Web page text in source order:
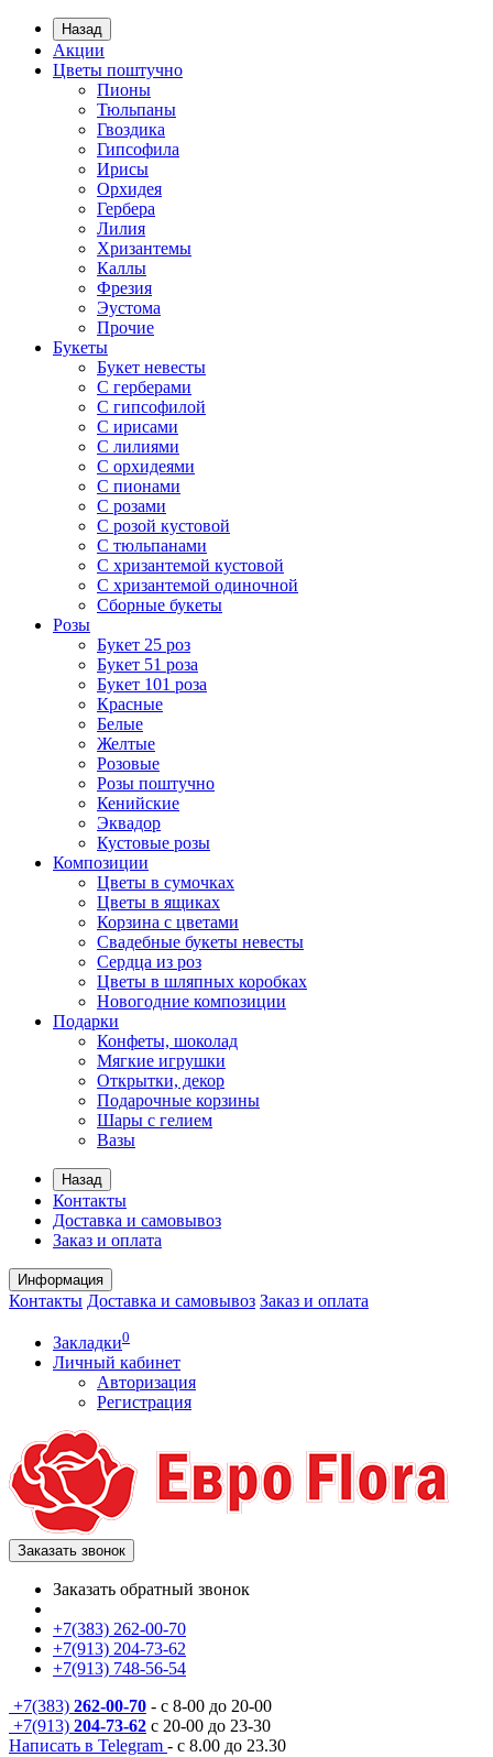
Назад
Акции
Цветы поштучно
Пионы
Тюльпаны
Гвоздика
Гипсофила
Ирисы
Орхидея
Гербера
Лилия
Хризантемы
Каллы
Фрезия
Эустома
Прочие
Букеты
Букет невесты
С герберами
С гипсофилой
С ирисами
С лилиями
С орхидеями
С пионами
С розами
С розой кустовой
С тюльпанами
С хризантемой кустовой
С хризантемой одиночной
Сборные букеты
Розы
Букет 25 роз
Букет 51 роза
Букет 101 роза
Красные
Белые
Желтые
Розовые
Розы поштучно
Кенийские
Эквадор
Кустовые розы
Композиции
Цветы в сумочках
Цветы в ящиках
Корзина с цветами
Свадебные букеты невесты
Сердца из роз
Цветы в шляпных коробках
Новогодние композиции
Подарки
Конфеты, шоколад
Мягкие игрушки
Открытки, декор
Подарочные корзины
Шары с гелием
Вазы
Назад
Контакты
Доставка и самовывоз
Заказ и оплата
Информация
Контакты Доставка и самовывоз Заказ и оплата
Закладки0
Личный кабинет
Авторизация
Регистрация
Заказать звонок
Заказать обратный звонок
+7(383) 262-00-70
+7(913) 204-73-62
+7(913) 748-56-54
+7(383) 262-00-70 - с 8-00 до 20-00
+7(913) 204-73-62 с 20-00 до 23-30
Написать в Telegram - с 8.00 до 23.30